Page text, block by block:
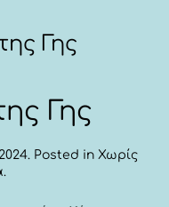
Γης
Γης
. Posted in Χωρίς
.